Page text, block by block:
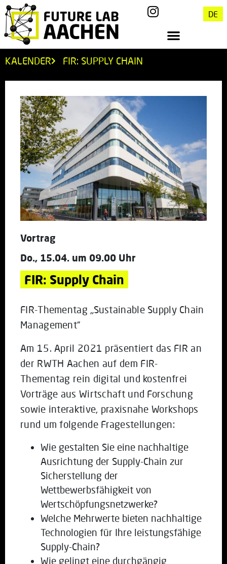
DE
KALENDER FIR: SUPPLY CHAIN
Vortrag
Do., 15.04. um 09.00 Uhr
FIR: Supply Chain
FIR-Thementag „Sustainable Supply Chain
Management“
Am 15. April 2021 präsentiert das FIR an
der RWTH Aachen auf dem FIR-
Thementag rein digital und kostenfrei
Vorträge aus Wirtschaft und Forschung
sowie interaktive, praxisnahe Workshops
rund um folgende Fragestellungen:
Wie gestalten Sie eine nachhaltige
Ausrichtung der Supply-Chain zur
Sicherstellung der
Wettbewerbsfähigkeit von
Wertschöpfungsnetzwerke?
Welche Mehrwerte bieten nachhaltige
Technologien für Ihre leistungsfähige
Supply-Chain?
Wie gelingt eine durchgängig